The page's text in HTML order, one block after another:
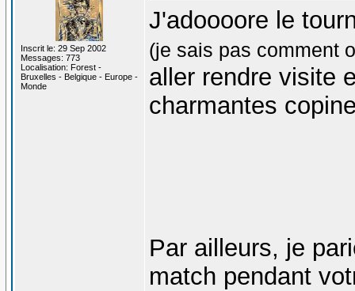
Inscrit le: 29 Sep 2002
Messages: 773
Localisation: Forest -
Bruxelles - Belgique - Europe -
Monde
J'adoooore le
(je sais pas comment
aller rendre visite
charmantes
Par ailleurs, je
match pendant